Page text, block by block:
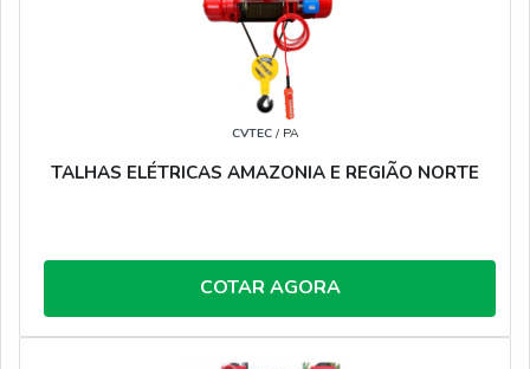
CVTEC/ PA
TALHAS ELÉTRICAS AMAZONIA E REGIÃO NORTE
COTAR AGORA